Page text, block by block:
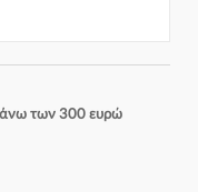
άνω των 300 ευρώ